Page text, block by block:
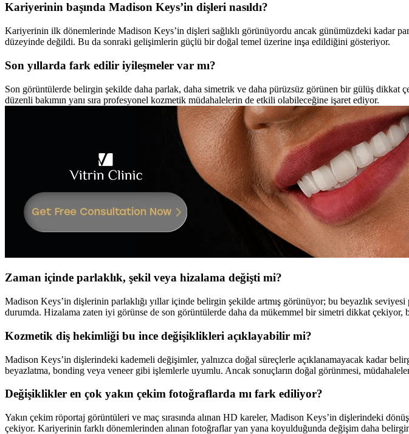
Kariyerinin başında Madison Keys’in dişleri nasıldı?
Kariyerinin ilk dönemlerinde Madison Keys’in dişleri sağlıklı görünüyordu ancak günümüzdeki kadar
düzeyinde değildi. Bu da sonraki gelişimlerin güçlü bir doğal temel üzerine inşa edildiğini gösteriyor.
Son yıllarda fark edilir iyileşmeler var mı?
Son görüntülerde belirgin şekilde daha parlak, daha simetrik ve daha pürüzsüz görünen bir gülüş dikkat
düzenli bakımın yanı sıra profesyonel kozmetik müdahalelerin de etkili olabileceğine işaret ediyor.
Zaman içinde parlaklık, şekil veya hizalama değişti mi?
Madison Keys’in dişlerinin parlaklığı yıllar içinde belirgin şekilde artmış görünüyor; bu beyazlık
durumda. Hizalama zaten iyi görünse de son görüntülerde daha da mükemmel bir simetri dikkat
Kozmetik diş hekimliği bu ince değişiklikleri açıklayabilir mi?
Madison Keys’in dişlerindeki kademeli değişimler, yalnızca doğal süreçlerle açıklanamayacak kadar
beyazlatma, bonding veya veneer gibi işlemlerle uyumlu. Ancak sonuçların doğal görünmesi,
Değişiklikler en çok yakın çekim fotoğraflarda mı fark ediliyor?
Yakın çekim röportaj görüntüleri ve maç sırasında alınan HD kareler, Madison Keys’in dişlerindeki
çekiyor. Kariyerinin farklı dönemlerinden alınan fotoğraflar yan yana koyulduğunda değişim daha